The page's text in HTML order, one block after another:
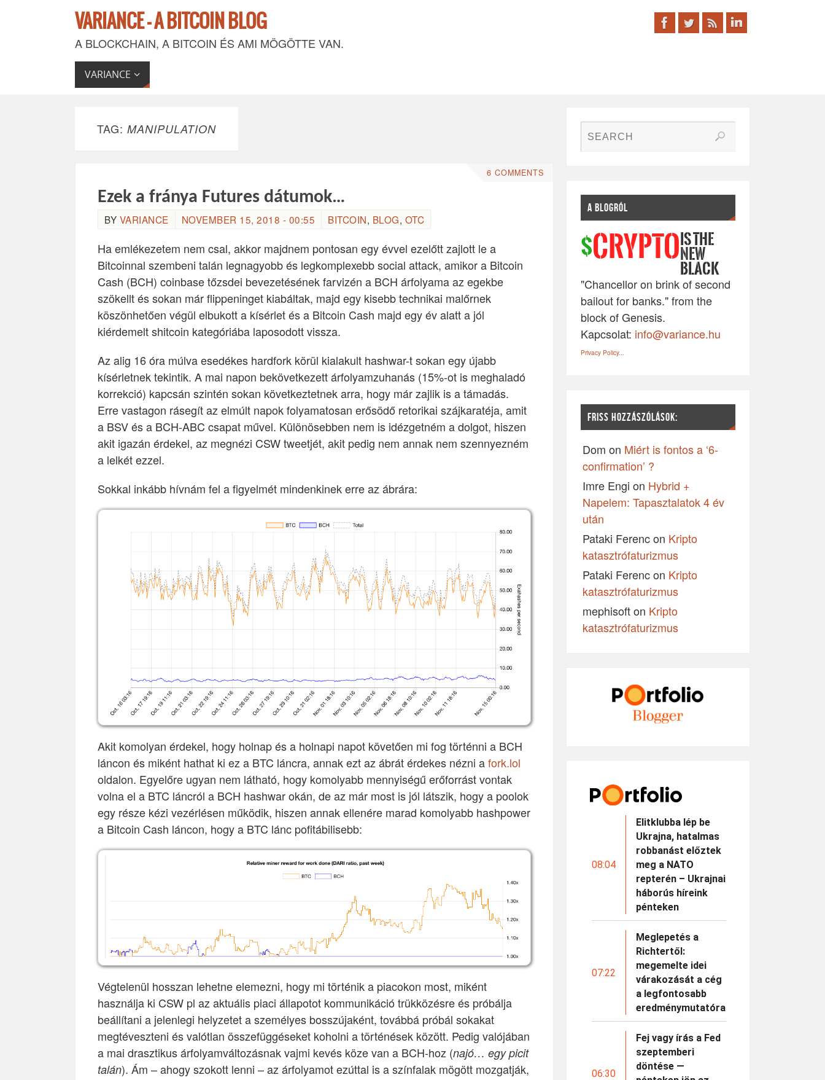
VARIANCE - A BITCOIN BLOG
A BLOCKCHAIN, A BITCOIN ÉS AMI MÖGÖTTE VAN.
VARIANCE
TAG: MANIPULATION
6 COMMENTS
Ezek a fránya Futures dátumok…
BY VARIANCE NOVEMBER 15, 2018 - 00:55 BITCOIN, BLOG, OTC
Ha emlékezetem nem csal, akkor majdnem pontosan egy évvel ezelőtt zajlott le a
Bitcoinnal szembeni talán legnagyobb és legkomplexebb social attack, amikor a Bitcoin
Cash (BCH) coinbase tőzsdei bevezetésének farvizén a BCH árfolyama az egekbe
szökellt és sokan már flippeninget kiabáltak, majd egy kisebb technikai malőrnek
köszönhetően végül elbukott a kísérlet és a Bitcoin Cash majd egy év alatt a jól
kiérdemelt shitcoin kategóriába laposodott vissza.
Az alig 16 óra múlva esedékes hardfork körül kialakult hashwar-t sokan egy újabb
kísérletnek tekintik. A mai napon bekövetkezett árfolyamzuhanás (15%-ot is meghaladó
korrekció) kapcsán szintén sokan következtetnek arra, hogy már zajlik is a támadás.
Erre vastagon rásegít az elmúlt napok folyamatosan erősödő retorikai szájkaratéja, amit
a BSV és a BCH-ABC csapat művel. Különösebben nem is idézgetném a dolgot, hiszen
akit igazán érdekel, az megnézi CSW tweetjét, akit pedig nem annak nem szennyezném
a lelkét ezzel.
Sokkal inkább hívnám fel a figyelmét mindenkinek erre az ábrára:
Akit komolyan érdekel, hogy holnap és a holnapi napot követően mi fog történni a BCH
láncon és miként hathat ki ez a BTC láncra, annak ezt az ábrát érdekes nézni afork.lol
oldalon. Egyelőre ugyan nem látható, hogy komolyabb mennyiségű erőforrást vontak
volna el a BTC láncról a BCH hashwar okán, de az már most is jól látszik, hogy a poolok
egy része kézi vezérlésen működik, hiszen annak ellenére marad komolyabb hashpower
a Bitcoin Cash láncon, hogy a BTC lánc pofitábilisebb:
Végtelenül hosszan lehetne elemezni, hogy mi történik a piacokon most, miként
használja ki CSW pl az aktuális piaci állapotot kommunikáció trükközésre és próbálja
beállítani a jelenlegi helyzetet a személyes bosszújaként, továbbá próbál sokakat
megtéveszteni és valótlan összefüggéseket koholni a történések között. Pedig valójában
a mai drasztikus árfolyamváltozásnak vajmi kevés köze van a BCH-hoz (najó… egy picit
talán). Ám – ahogy szokott lenni – az árfolyamot ezúttal is a színfalak mögött mozgatják,
A BLOGRÓL
$CRYPTO IS THE
NEW
BLACK
"Chancellor on brink of second
bailout for banks." from the
block of Genesis.
Kapcsolat: info@variance.hu
Privacy Policy...
FRISS HOZZÁSZÓLÁSOK:
Dom on Miért is fontos a ‘6-
confirmation’ ?
Imre Engi on Hybrid +
Napelem: Tapasztalatok 4 év
után
Pataki Ferencon Kripto
katasztrófaturizmus
Pataki Ferencon Kripto
katasztrófaturizmus
mephisofton Kripto
katasztrófaturizmus
08:04
Elitklubba lép be
Ukrajna, hatalmas
robbanást előztek
meg a NATO
repterén – Ukrajnai
háborús híreink
pénteken
07:22
Meglepetés a
Richtertől:
megemelte idei
várakozását a cég
a legfontosabb
eredménymutatóra
06:30
Fej vagy írás a Fed
szeptemberi
döntése —